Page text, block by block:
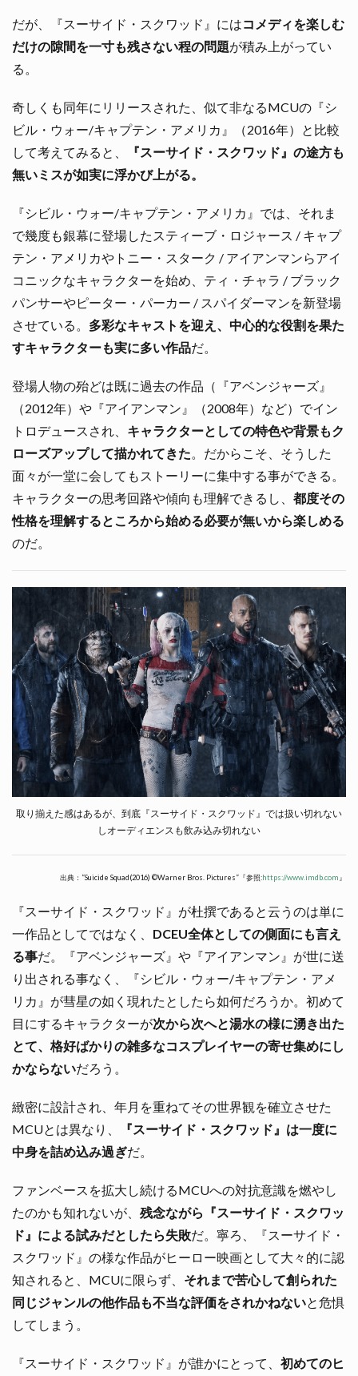
だが、『スーサイド・スクワッド』にはコメディを楽しむ
だけの隙間を一寸も残さない程の問題が積み上がってい
る。
奇しくも同年にリリースされた、似て非なるMCUの『シ
ビル・ウォー/キャプテン・アメリカ』（2016年）と比較
して考えてみると、
『スーサイド・スクワッド』の途方も
無いミスが如実に浮かび上がる。
『シビル・ウォー/キャプテン・アメリカ』では、それま
で幾度も銀幕に登場したスティーブ・ロジャース / キャプ
テン・アメリカやトニー・スターク / アイアンマンらアイ
コニックなキャラクターを始め、ティ・チャラ / ブラック
パンサーやピーター・パーカー / スパイダーマンを新登場
させている。 多彩なキャストを迎え、中心的な役割を果た
すキャラクターも実に多い作品だ。
登場人物の殆どは既に過去の作品（『アベンジャーズ』
（2012年）や『アイアンマン』（2008年）など）でイン
トロデュースされ、 キャラクターとしての特色や背景もク
ローズアップして描かれてきた。だからこそ、そうした
面々が一堂に会してもストーリーに集中する事ができる。
キャラクターの思考回路や傾向も理解できるし、 都度その
性格を理解するところから始める必要が無いから楽しめる
のだ。
取り揃えた感はあるが、到底『スーサイド・スクワッド』では扱い切れない
しオーディエンスも飲み込み切れない
出典：”Suicide Squad(2016) ©Warner Bros. Pictures”『参照:https://www.imdb.com 』
『スーサイド・スクワッド』が杜撰であると云うのは単に
一作品としてではなく、 DCEU全体としての側面にも言え
る事だ。『アベンジャーズ』や『アイアンマン』が世に送
り出される事なく、『シビル・ウォー/キャプテン・アメ
リカ』が彗星の如く現れたとしたら如何だろうか。初めて
目にするキャラクターが次から次へと湯水の様に湧き出た
とて、格好ばかりの雑多なコスプレイヤーの寄せ集めにし
かならないだろう。
緻密に設計され、年月を重ねてその世界観を確立させた
MCUとは異なり、
『スーサイド・スクワッド』は一度に
中身を詰め込み過ぎだ。
ファンベースを拡大し続けるMCUへの対抗意識を燃やし
たのかも知れないが、 残念ながら『スーサイド・スクワッ
ド』による試みだとしたら失敗だ。寧ろ、『スーサイド・
スクワッド』の様な作品がヒーロー映画として大々的に認
知されると、MCUに限らず、 それまで苦心して創られた
同じジャンルの他作品も不当な評価をされかねないと危惧
してしまう。
『スーサイド・スクワッド』が誰かにとって、 初めてのヒ